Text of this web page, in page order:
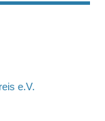
e.V.